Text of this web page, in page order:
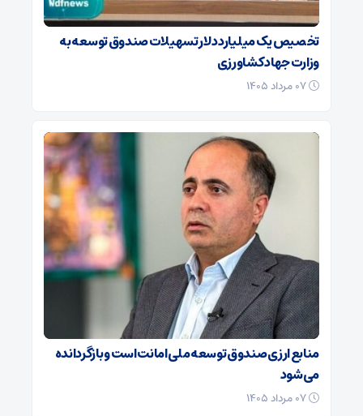
تخصیص یک میلیارد دلار تسهیلات صندوق توسعه به
وزارت جهاد کشاورزی
منابع ارزی صندوق توسعه ملی امانت است و بازگردانده
می‌شود